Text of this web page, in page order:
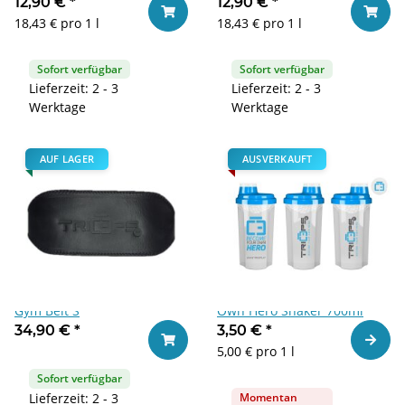
18,43 € pro 1 l
Sofort verfügbar
Lieferzeit: 2 - 3
Werktage
In den Warenkorb
18,43 € pro 1 l
Sofort verfügbar
Lieferzeit: 2 - 3
Werktage
In
AUF LAGER
Gym Belt S
34,90 € *
Sofort verfügbar
Lieferzeit: 2 - 3
In den Warenkorb
AUSVERKAUFT
Own Hero Shaker 700ml
3,50 € *
5,00 € pro 1 l
Momentan
Zum